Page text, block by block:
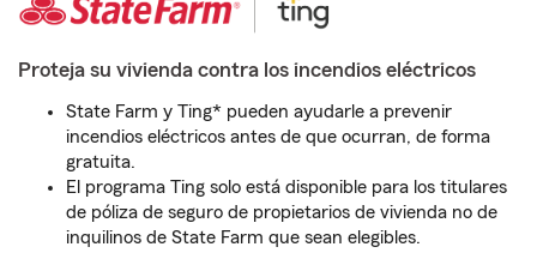
Proteja su vivienda contra los incendios eléctricos
State Farm y Ting* pueden ayudarle a prevenir
incendios eléctricos antes de que ocurran, de forma
gratuita.
El programa Ting solo está disponible para los titulares
de póliza de seguro de propietarios de vivienda no de
inquilinos de State Farm que sean elegibles.